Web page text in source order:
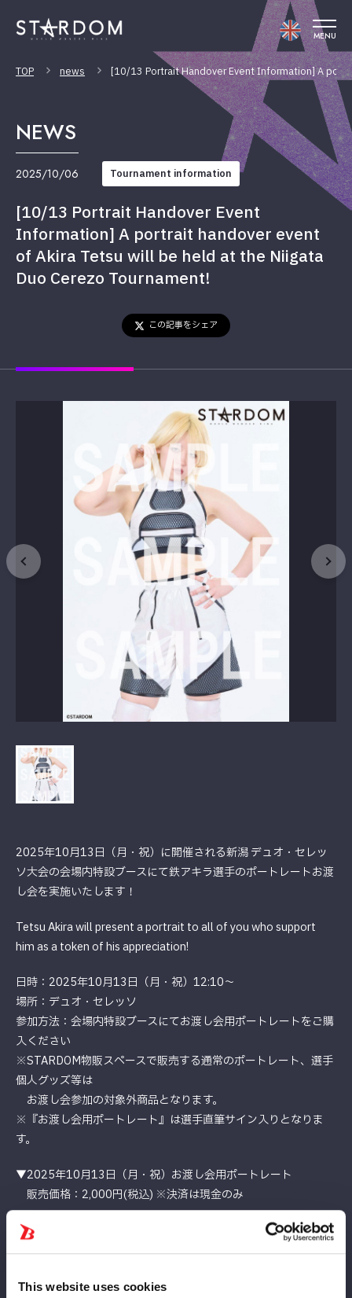
This website uses cookies
MENU
TOP news [10/13 Portrait Handover Event Information] A
NEWS
2025/10/06 Tournament information
[10/13 Portrait Handover Event
Information] A portrait handover event
of Akira Tetsu will be held at the Niigata
Duo Cerezo Tournament!
この記事をシェア
2025年10月13日（月・祝）に開催される新潟 デュオ・セレッ
ソ大会の会場内特設ブースにて鉄アキラ選手のポートレートお渡
し会を実施いたします！
Tetsu Akira will present a portrait to all of you who support
him as a token of his appreciation!
日時：2025年10月13日（月・祝）12:10～
場所：デュオ・セレッソ
参加方法：会場内特設ブースにてお渡し会用ポートレートをご購
入ください
※STARDOM物販スペースで販売する通常のポートレート、選手
個人グッズ等は
お渡し会参加の対象外商品となります。
※『お渡し会用ポートレート』は選手直筆サイン入りとなりま
す。
▼2025年10月13日（月・祝）お渡し会用ポートレート
販売価格：2,000円(税込) ※決済は現金のみ
【お渡し会注意事項】
※選手・スタッフへの暴力行為、暴言、誹謗中傷、公序良俗に反
主催者判断にて該当のお客様に退場していただくことがございま